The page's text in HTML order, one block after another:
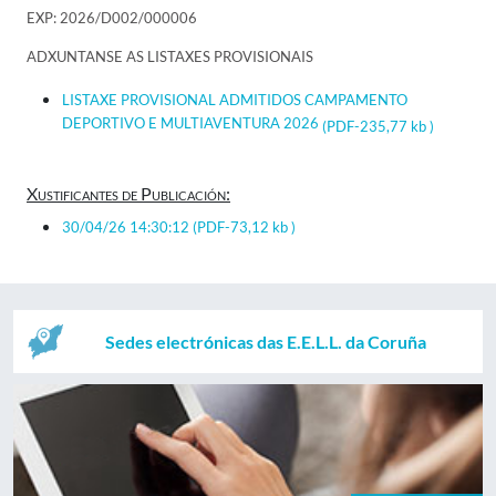
EXP: 2026/D002/000006
ADXUNTANSE AS LISTAXES PROVISIONAIS
LISTAXE PROVISIONAL ADMITIDOS CAMPAMENTO
DEPORTIVO E MULTIAVENTURA 2026 (PDF-235,77 kb )
Xustificantes de Publicación:
30/04/26 14:30:12 (PDF-73,12 kb )
Sedes electrónicas das E.E.L.L. da Coruña